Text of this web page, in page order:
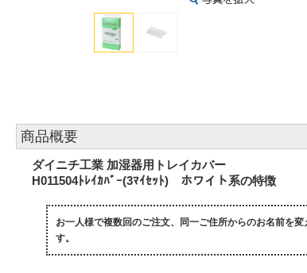
商品概要
ダイニチ工業 加湿器用トレイカバー
H011504ﾄﾚｲｶﾊﾞｰ(3ﾏｲｾｯﾄ) ホワイト系の特徴
お一人様で複数回のご注文、同一ご住所からのお名前を
す。